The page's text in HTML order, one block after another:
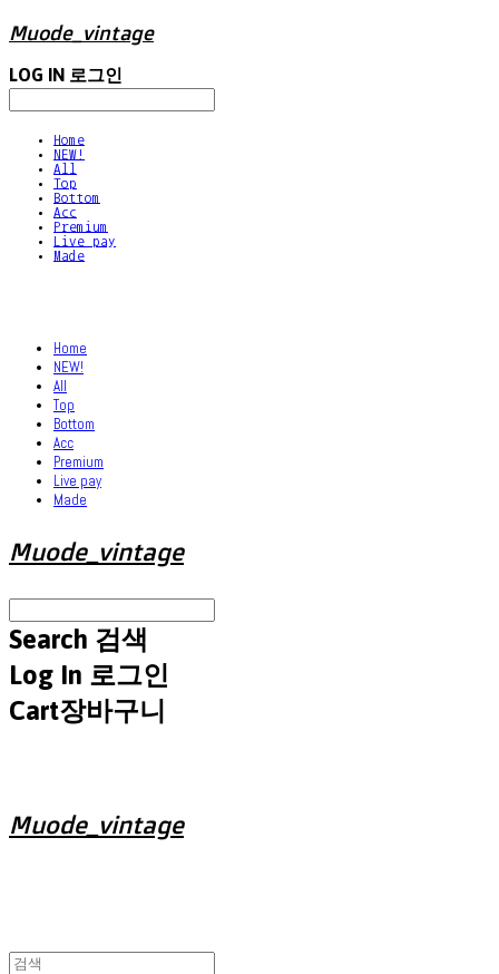
Muode_vintage
LOG IN 로그인
Home
NEW!
All
Top
Bottom
Acc
Premium
Live pay
Made
Home
NEW!
All
Top
Bottom
Acc
Premium
Live pay
Made
Muode_vintage
Search 검색
Log In 로그인
Cart장바구니
Muode_vintage